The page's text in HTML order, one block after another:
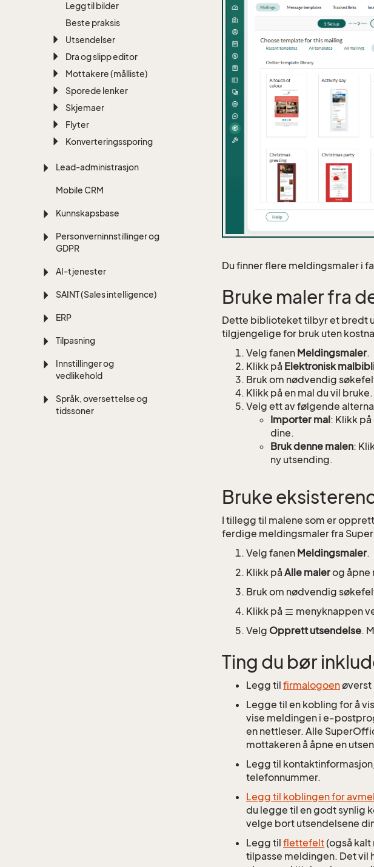
Legg til bilder
Beste praksis
Utsendelser
Dra og slipp editor
Mottakere (målliste)
Sporede lenker
Skjemaer
Flyter
Konverteringssporing
Lead-administrasjon
Mobile CRM
Kunnskapsbase
Personverninnstillinger og
GDPR
AI-tjenester
SAINT (Sales intelligence)
ERP
Tilpasning
Innstillinger og
vedlikehold
Språk, oversettelse og
tidssoner
Du finner flere meldingsmaler i
Bruke maler fra
Dette biblioteket tilbyr et bredt
tilgjengelige for bruk uten
Velg fanen Meldingsmaler.
Klikk på Elektronisk
Bruk om nødvendig
Klikk på en mal du vil
Velg ett av følgende
Importer mal: Klikk
dine.
Bruk denne malen:
ny utsending.
Bruke
I tillegg til malene som er
ferdige meldingsmaler fra
Velg fanen Meldingsmaler.
Klikk på Alle malerog åpne
Bruk om nødvendig
Klikk på
menyknappen
Velg Opprett utsendelse.
Ting du bør
Legg til firmalogoenøverst
Legge til en kobling for å
vise meldingen i e-
en nettleser. Alle
mottakeren å åpne en
Legg til
telefonnummer.
Legg til koblingen for
du legge til en godt synlig
velge bort utsendelsene
Legg til flettefelt(også kalt
tilpasse meldingen. Det vil